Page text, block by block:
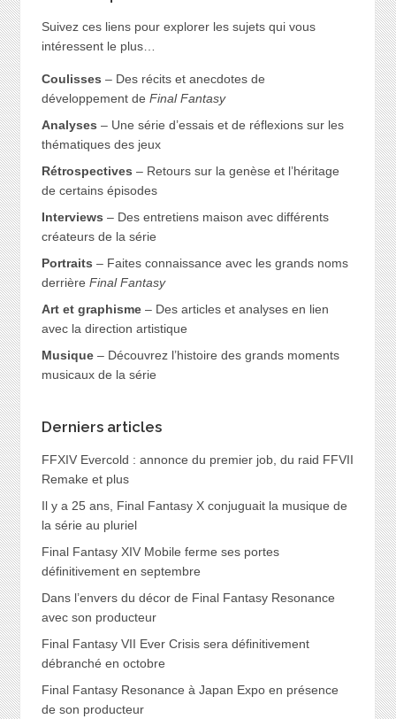
Suivez ces liens pour explorer les sujets qui vous
intéressent le plus…
Coulisses – Des récits et anecdotes de
développement de Final Fantasy
Analyses – Une série d’essais et de réflexions sur les
thématiques des jeux
Rétrospectives – Retours sur la genèse et l’héritage
de certains épisodes
Interviews – Des entretiens maison avec différents
créateurs de la série
Portraits – Faites connaissance avec les grands noms
derrière Final Fantasy
Art et graphisme– Des articles et analyses en lien
avec la direction artistique
Musique– Découvrez l’histoire des grands moments
musicaux de la série
Derniers articles
FFXIV Evercold : annonce du premier job, du raid FFVII
Remake et plus
Il y a 25 ans, Final Fantasy X conjuguait la musique de
la série au pluriel
Final Fantasy XIV Mobile ferme ses portes
définitivement en septembre
Dans l’envers du décor de Final Fantasy Resonance
avec son producteur
Final Fantasy VII Ever Crisis sera définitivement
débranché en octobre
Final Fantasy Resonance à Japan Expo en présence
de son producteur